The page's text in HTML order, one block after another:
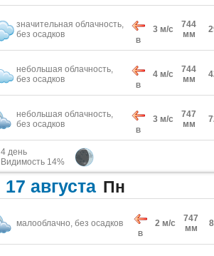
значительная облачность,
без осадков
В
3 м/с
744
мм
небольшая облачность,
без осадков
В
4 м/с
744
мм
небольшая облачность,
без осадков
В
3 м/с
747
мм
4 день
Видимость 14%
17 августа Пн
малооблачно, без осадков
В
2 м/с
747
мм